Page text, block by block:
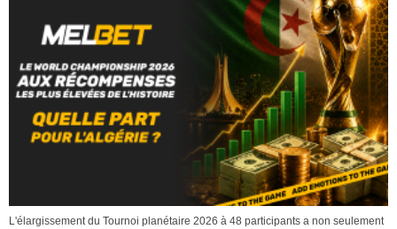
L'élargissement du Tournoi planétaire 2026 à 48 participants a non seulement